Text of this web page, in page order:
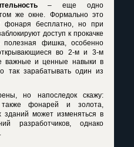
– еще одно
же окне. Формально это
бесплатно, но при
доступ к прокачке
фишка, особенно
во 2-м и 3-м
важные и ценные навыки в
так зарабатывать один из
но напоследок скажу:
фонарей и золота,
может изменяться в
разработчиков, однако